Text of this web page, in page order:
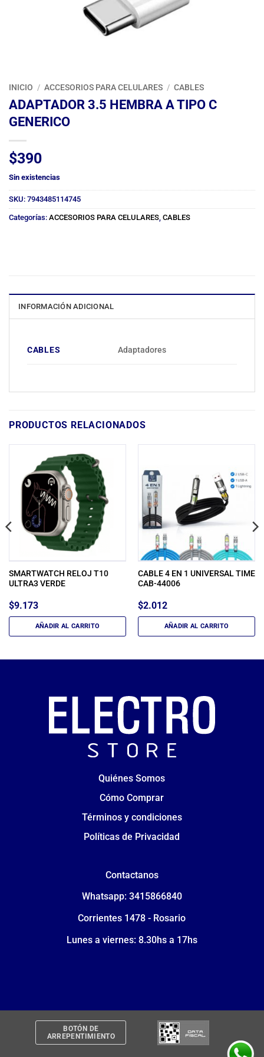
INICIO / ACCESORIOS PARA CELULARES / CABLES
ADAPTADOR 3.5 HEMBRA A TIPO C
GENERICO
$390
Sin existencias
SKU: 7943485114745
Categorías: ACCESORIOS PARA CELULARES CABLES
INFORMACIÓN ADICIONAL
CABLES Adaptadores
PRODUCTOS RELACIONADOS
SMARTWATCH RELOJ T10
ULTRA3 VERDE
$9.173
AÑADIR AL CARRITO
CABLE 4 EN 1 UNIVERSAL TIME
CAB-44006
$2.012
AÑADIR AL CARRITO
Quiénes Somos
Cómo Comprar
Términos y condiciones
Políticas de Privacidad
Contactanos
Whatsapp: 3415866840
Corrientes 1478 - Rosario
Lunes a viernes: 8.30hs a 17hs
BOTÓN DE
ARREPENTIMIENTO